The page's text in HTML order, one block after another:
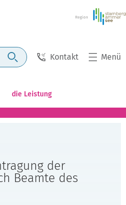
Kontakt Menü
die Leistung
der
Beamte des